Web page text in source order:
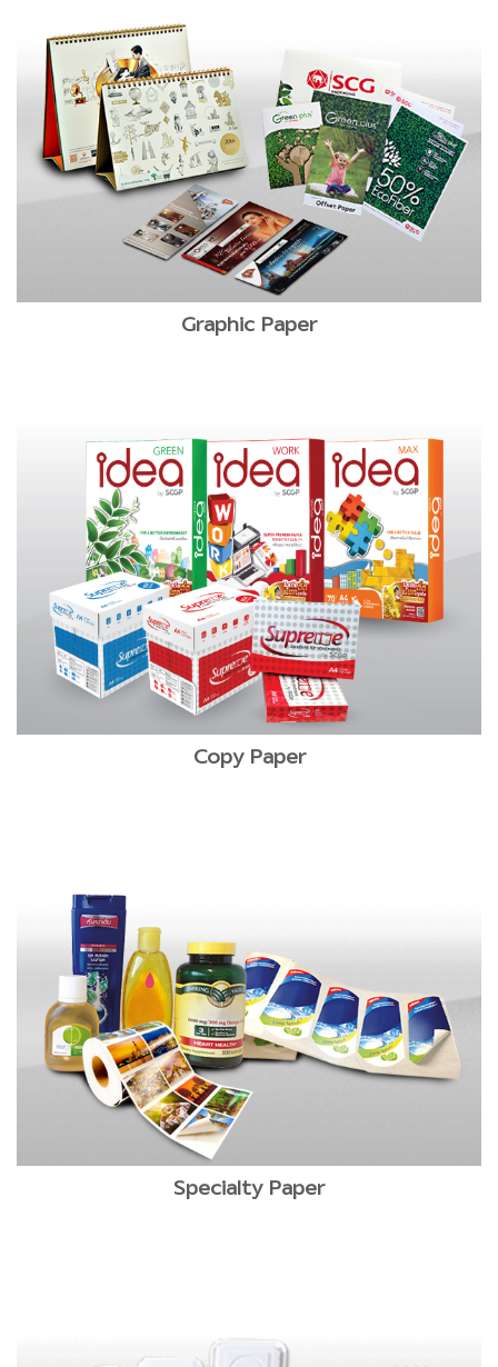
Graphic Paper
Copy Paper
Specialty Paper